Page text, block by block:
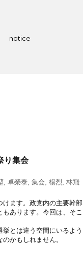
notice
集会
, 卓榮泰, 集会, 楊烈, 林飛
けます。政党内の主要幹部
あります。今回は、そこ
とは違う空間にいるよう
かもしれません。